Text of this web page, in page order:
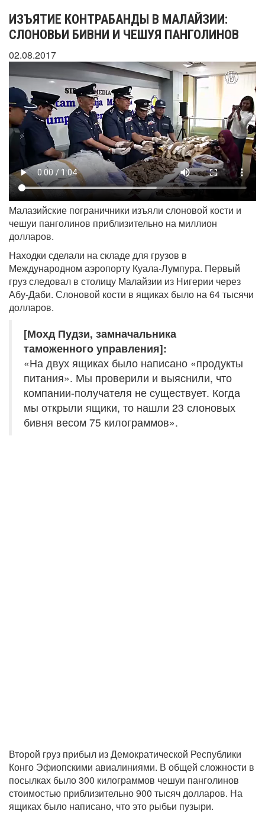
ИЗЪЯТИЕ КОНТРАБАНДЫ В МАЛАЙЗИИ:
СЛОНОВЬИ БИВНИ И ЧЕШУЯ ПАНГОЛИНОВ
02.08.2017
Малазийские пограничники изъяли слоновой кости и
чешуи панголинов приблизительно на миллион
долларов.
Находки сделали на складе для грузов в
Международном аэропорту Куала-Лумпура. Первый
груз следовал в столицу Малайзии из Нигерии через
Абу-Даби. Слоновой кости в ящиках было на 64 тысячи
долларов.
[Мохд Пудзи, замначальника
таможенного управления]:
«На двух ящиках было написано «продукты
питания». Мы проверили и выяснили, что
компании-получателя не существует. Когда
мы открыли ящики, то нашли 23 слоновых
бивня весом 75 килограммов».
Второй груз прибыл из Демократической Республики
Конго Эфиопскими авиалиниями. В общей сложности в
посылках было 300 килограммов чешуи панголинов
стоимостью приблизительно 900 тысяч долларов. На
ящиках было написано, что это рыбьи пузыри.